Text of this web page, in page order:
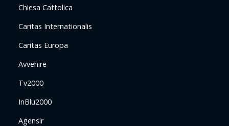
Chiesa Cattolica
Caritas Internationalis
Caritas Europa
Avvenire
Tv2000
InBlu2000
Agensir